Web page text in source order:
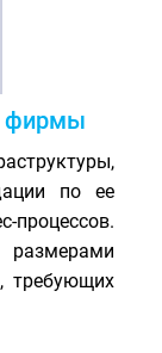
фирмы
по ее
процессов.
размерами
требующих